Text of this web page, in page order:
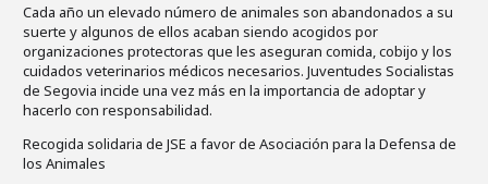
Cada año un elevado número de animales son abandonados a su
suerte y algunos de ellos acaban siendo acogidos por
organizaciones protectoras que les aseguran comida, cobijo y los
cuidados veterinarios médicos necesarios. Juventudes Socialistas
de Segovia incide una vez más en la importancia de adoptar y
hacerlo con responsabilidad.
Recogida solidaria de JSE a favor de Asociación para la Defensa de
los Animales